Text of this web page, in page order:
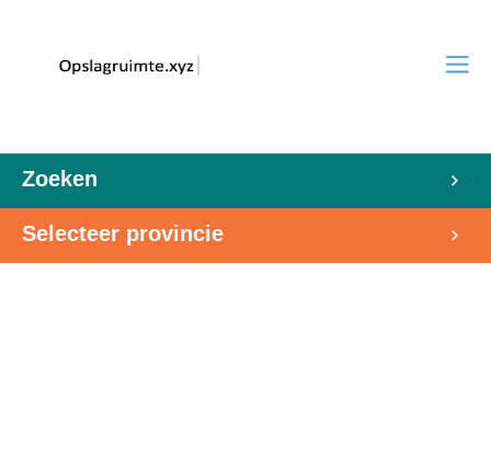
Zoeken
Selecteer provincie